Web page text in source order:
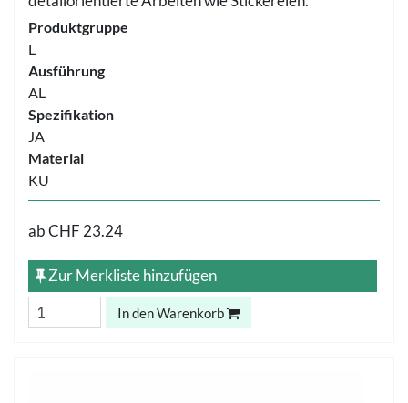
Produktgruppe
L
Ausführung
AL
Spezifikation
JA
Material
KU
abCHF 23.24
Zur Merkliste hinzufügen
In den Warenkorb